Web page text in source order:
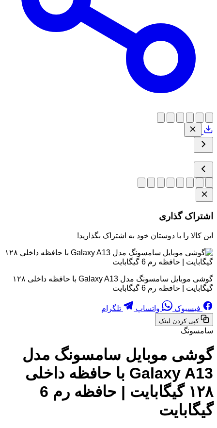
اشتراک گذاری
این کالا را با دوستان خود به اشتراک بگذارید!
گوشی موبایل سامسونگ مدل Galaxy A13 با حافظه داخلی ۱۲۸
گیگابایت | حافظه رم 6 گیگابایت
فیسبوک واتساپ تلگرام
کپی کردن لینک
سامسونگ
گوشی موبایل سامسونگ مدل
Galaxy A13 با حافظه داخلی
۱۲۸ گیگابایت | حافظه رم 6
گیگابایت